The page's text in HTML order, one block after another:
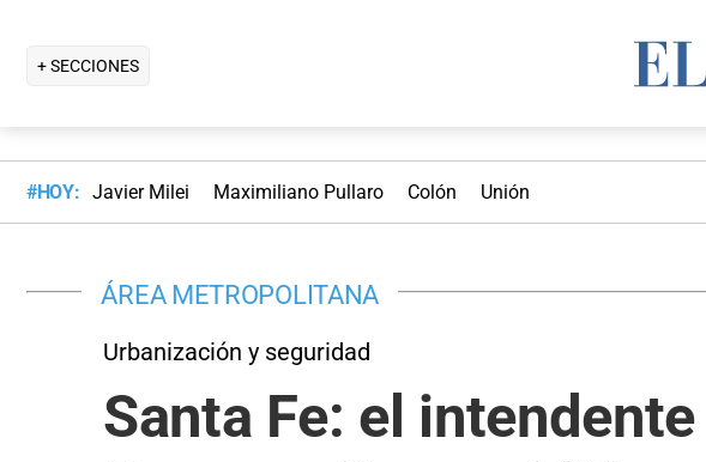
+ SECCIONES
#HOY: Javier Milei Maximiliano Pullaro Colón Unión
ÁREA METROPOLITANA
Urbanización y seguridad
Santa Fe: el